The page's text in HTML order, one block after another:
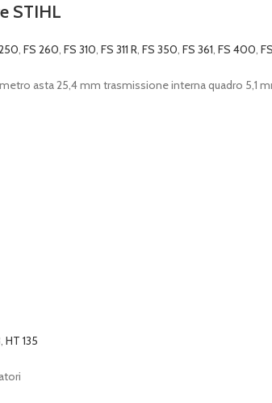
STIHL
, FS 260, FS 310, FS 311 R, FS 350, FS 361, FS 400,
asta 25,4 mm trasmissione interna quadro 5,1
, HT 135